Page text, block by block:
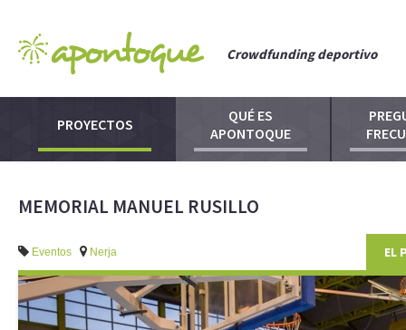
Crowdfunding deportivo
PROYECTOS
QUÉ ES
APONTOQUE
MEMORIAL MANUEL RUSILLO
Eventos Nerja EL